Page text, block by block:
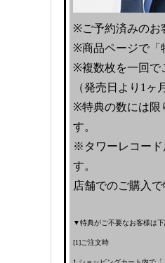
※ご予約済みのお
※商品ページで「
※複数枚を一回で
（発売日より1ヶ
※特典の数には限
す。
※タワーレコード
す。
店舗でのご購入
▼特典がご不要なお客様は下
[1]ご注文時